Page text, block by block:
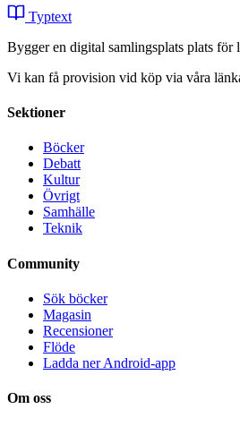
Typtext
Bygger en digital samlingsplats plats för
Vi kan få provision vid köp via våra
Sektioner
Böcker
Debatt
Kultur
Övrigt
Samhälle
Teknik
Community
Sök böcker
Magasin
Recensioner
Flöde
Ladda ner Android-app
Om oss